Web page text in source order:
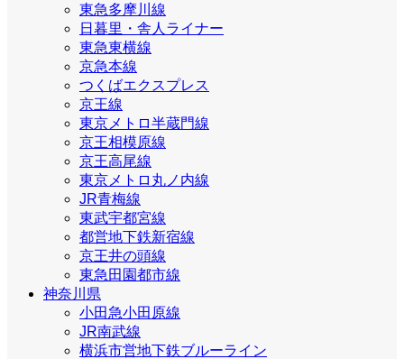
東急多摩川線
日暮里・舎人ライナー
東急東横線
京急本線
つくばエクスプレス
京王線
東京メトロ半蔵門線
京王相模原線
京王高尾線
東京メトロ丸ノ内線
JR青梅線
東武宇都宮線
都営地下鉄新宿線
京王井の頭線
東急田園都市線
神奈川県
小田急小田原線
JR南武線
横浜市営地下鉄ブルーライン